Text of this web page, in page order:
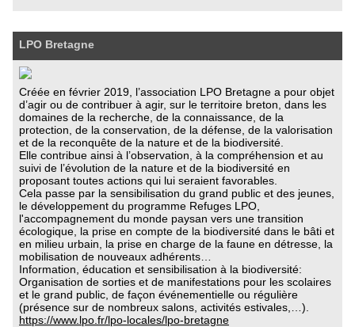
LPO Bretagne
Créée en février 2019, l’association LPO Bretagne a pour objet
d’agir ou de contribuer à agir, sur le territoire breton, dans les
domaines de la recherche, de la connaissance, de la
protection, de la conservation, de la défense, de la valorisation
et de la reconquête de la nature et de la biodiversité.
Elle contribue ainsi à l’observation, à la compréhension et au
suivi de l’évolution de la nature et de la biodiversité en
proposant toutes actions qui lui seraient favorables.
Cela passe par la sensibilisation du grand public et des jeunes,
le développement du programme Refuges LPO,
l'accompagnement du monde paysan vers une transition
écologique, la prise en compte de la biodiversité dans le bâti et
en milieu urbain, la prise en charge de la faune en détresse, la
mobilisation de nouveaux adhérents…
Information, éducation et sensibilisation à la biodiversité:
Organisation de sorties et de manifestations pour les scolaires
et le grand public, de façon événementielle ou régulière
(présence sur de nombreux salons, activités estivales,…).
https://www.lpo.fr/lpo-locales/lpo-bretagne